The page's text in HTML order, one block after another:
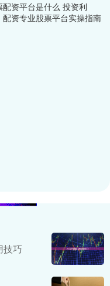
配资平台是什么 投资利
配资专业股票平台实操指南
技巧